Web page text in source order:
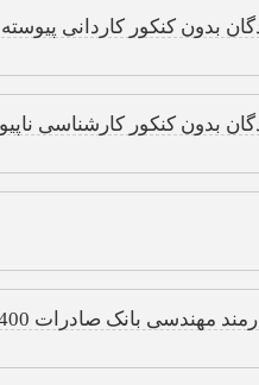
بدون کنکور کاردانی پیوسته
بدون کنکور کارشناسی
مهندسی بانک صادرات 1400